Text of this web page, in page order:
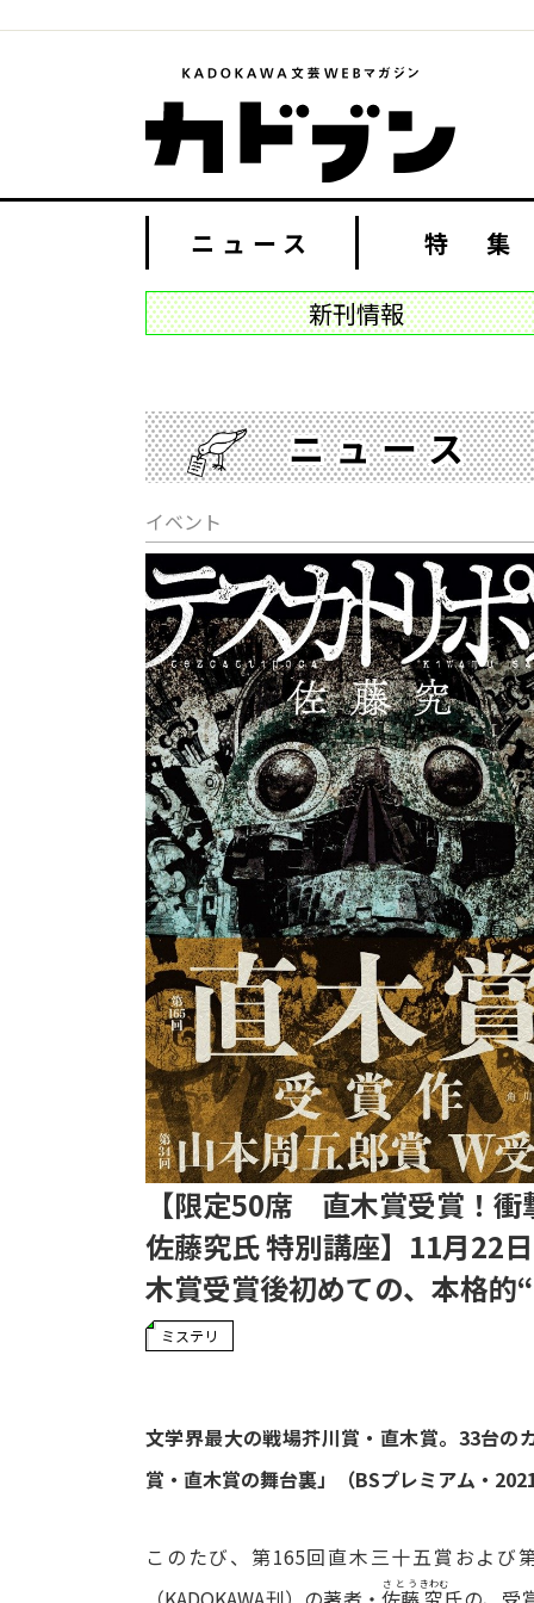
ニュース 特 集
新刊情報
ニュース
イベント
【限定50席 直木賞受賞！
佐藤究氏 特別講座】11月22
木賞受賞後初めての、本格
ミステリ
文学界最大の戦場芥川賞・直木賞。33台
賞・直木賞の舞台裏」（BSプレミアム・
このたび、第165回直木三十五賞および
さとう きわむ